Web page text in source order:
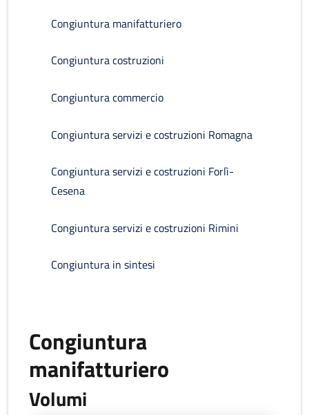
Congiuntura manifatturiero
Congiuntura costruzioni
Congiuntura commercio
Congiuntura servizi e costruzioni Romagna
Congiuntura servizi e costruzioni Forlì-
Cesena
Congiuntura servizi e costruzioni Rimini
Congiuntura in sintesi
Congiuntura
manifatturiero
Volumi